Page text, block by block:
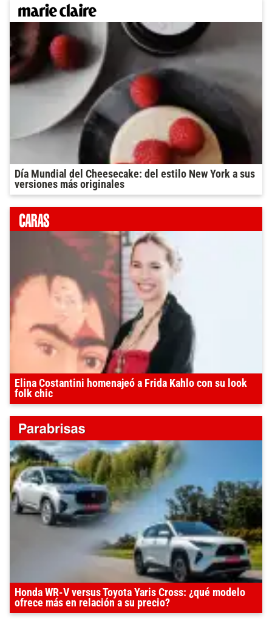
Día Mundial del Cheesecake: del estilo New York a sus
versiones más originales
Elina Costantini homenajeó a Frida Kahlo con su look
folk chic
Honda WR-V versus Toyota Yaris Cross: ¿qué modelo
ofrece más en relación a su precio?